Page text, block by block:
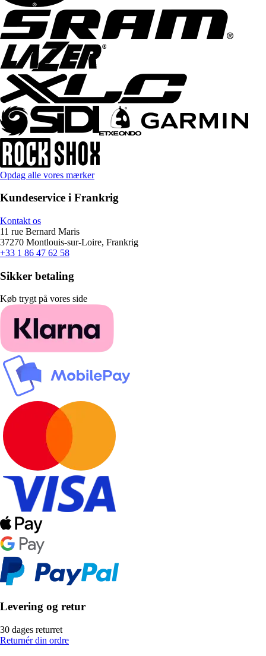
Opdag alle vores mærker
Kundeservice i Frankrig
Kontakt os
11 rue Bernard Maris
37270 Montlouis-sur-Loire, Frankrig
+33 1 86 47 62 58
Sikker betaling
Køb trygt på vores side
Levering og retur
30 dages returret
Returnér din ordre